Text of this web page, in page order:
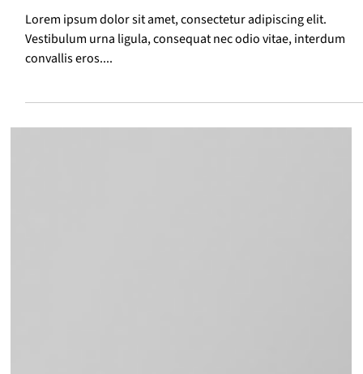
Titre viens içi lorem ipsum set
amet
Lorem ipsum dolor sit amet, consectetur adipiscing elit.
Vestibulum urna ligula, consequat nec odio vitae, interdum